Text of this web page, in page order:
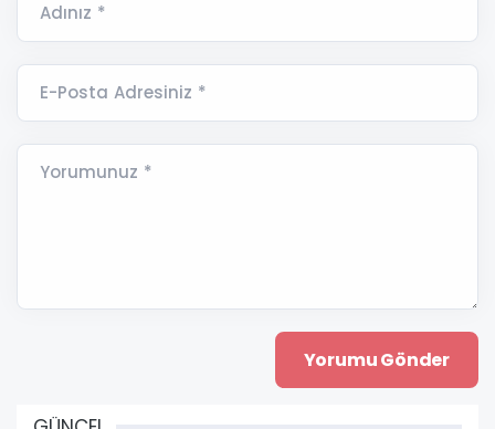
Adınız *
E-Posta Adresiniz *
Yorumunuz *